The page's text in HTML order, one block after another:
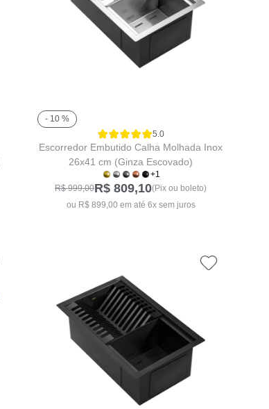
- 10 %
5.0
Escorredor Embutido Calha Molhada Inox
26x41 cm (Ginza Escovado)
+1
R$ 999,00R$ 809,10(Pix ou boleto)
ou R$ 899,00 em até 6x sem juros